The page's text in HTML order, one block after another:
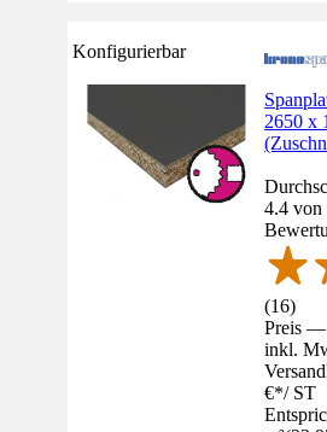
Konfigurierbar
2650 x
4.4 von
(16)
Preis —
inkl.
€*/ ST